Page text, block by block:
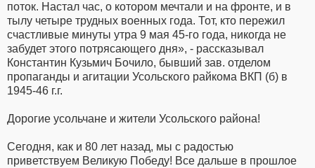
поток. Настал час, о котором мечтали и на фронте, и в
тылу четыре трудных военных года. Тот, кто пережил
счастливые минуты утра 9 мая 45-го года, никогда не
забудет этого потрясающего дня», - рассказывал
Константин Кузьмич Бочило, бывший зав. отделом
пропаганды и агитации Усольского райкома ВКП (б) в
1945-46 г.г.
Дорогие усольчане и жители Усольского района!
Сегодня, как и 80 лет назад, мы с радостью
приветствуем Великую Победу! Все дальше в прошлое